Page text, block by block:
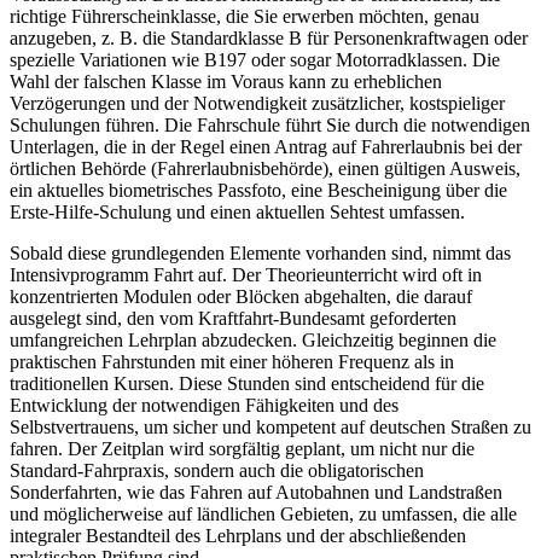
richtige Führerscheinklasse, die Sie erwerben möchten, genau
anzugeben, z. B. die Standardklasse B für Personenkraftwagen oder
spezielle Variationen wie B197 oder sogar Motorradklassen. Die
Wahl der falschen Klasse im Voraus kann zu erheblichen
Verzögerungen und der Notwendigkeit zusätzlicher, kostspieliger
Schulungen führen. Die Fahrschule führt Sie durch die notwendigen
Unterlagen, die in der Regel einen Antrag auf Fahrerlaubnis bei der
örtlichen Behörde (Fahrerlaubnisbehörde), einen gültigen Ausweis,
ein aktuelles biometrisches Passfoto, eine Bescheinigung über die
Erste-Hilfe-Schulung und einen aktuellen Sehtest umfassen.
Sobald diese grundlegenden Elemente vorhanden sind, nimmt das
Intensivprogramm Fahrt auf. Der Theorieunterricht wird oft in
konzentrierten Modulen oder Blöcken abgehalten, die darauf
ausgelegt sind, den vom Kraftfahrt-Bundesamt geforderten
umfangreichen Lehrplan abzudecken. Gleichzeitig beginnen die
praktischen Fahrstunden mit einer höheren Frequenz als in
traditionellen Kursen. Diese Stunden sind entscheidend für die
Entwicklung der notwendigen Fähigkeiten und des
Selbstvertrauens, um sicher und kompetent auf deutschen Straßen zu
fahren. Der Zeitplan wird sorgfältig geplant, um nicht nur die
Standard-Fahrpraxis, sondern auch die obligatorischen
Sonderfahrten, wie das Fahren auf Autobahnen und Landstraßen
und möglicherweise auf ländlichen Gebieten, zu umfassen, die alle
integraler Bestandteil des Lehrplans und der abschließenden